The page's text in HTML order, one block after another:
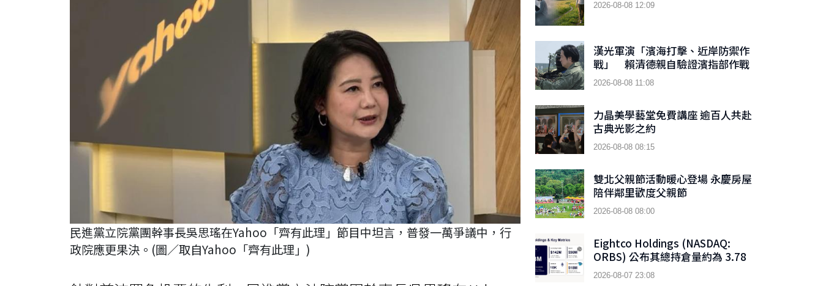
民進黨立院黨團幹事長吳思瑤在Yahoo「齊有此理」節目中坦言，普發一萬爭議中，行
政院應更果決。(圖／取自Yahoo「齊有此理」)
2026-08-08 12:09
漢光軍演「濱海打擊、近岸防禦作
戰」 賴清德親自驗證濱指部作戰
成效
2026-08-08 11:08
力晶美學藝堂免費講座 逾百人共赴
古典光影之約
2026-08-08 08:15
雙北父親節活動暖心登場 永慶房屋
陪伴鄰里歡度父親節
2026-08-08 08:00
Eightco Holdings (NASDAQ:
ORBS) 公布其總持倉量約為 3.78
億美元，當中包括 OpenAI、
2026-08-07 23:08